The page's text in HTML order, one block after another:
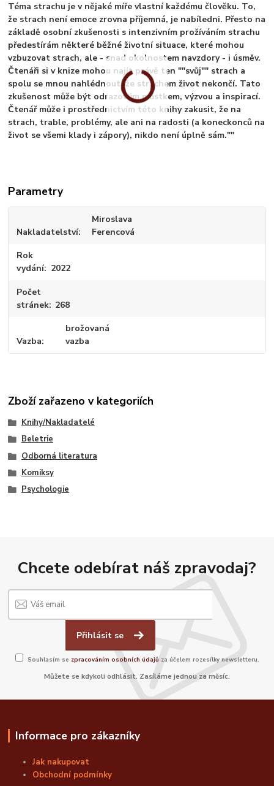
Téma strachu je v nějaké míře vlastní každému člověku. To,
že strach není emoce zrovna příjemná, je nabíledni. Přesto na
základě osobní zkušenosti s intenzivním prožíváním strachu
předestírám některé běžné životní situace, které mohou
vzbuzovat strach, ale - snad okolnostem navzdory - i úsměv.
Čtenáři si v knize mohou najít právě ten ""svůj"" strach a
spolu se mnou nahlédnout, že strachem život nekončí. Tato
zkušenost může být odrazovým můstkem, výzvou a inspirací.
Čtenář může i prostřednictvím této knihy zakusit, že na
strach, trable, problémy, ale ani na radosti (a koneckonců na
život se všemi klady i zápory), nikdo není úplně sám.""
Parametry
Nakladatelství
Miroslava
Ferencová
Rok
vydání
2022
Počet
stránek 268
Vazba
brožovaná
vazba
Zboží zařazeno v kategoriích
Knihy/Nakladatelé
Beletrie
Odborná literatura
Komiksy
Psychologie
Chcete odebírat náš zpravodaj?
Přihlásit se
Souhlasím se zpracováním osobních údajů za účelem rozesílky newsletteru.
Můžete se kdykoli odhlásit. Zasíláme jednou za měsíc.
Informace pro zákazníky
Jak nakupovat
Obchodní podmínky